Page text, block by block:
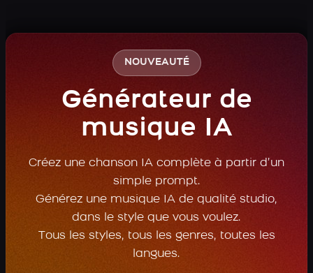
NOUVEAUTÉ
Générateur de
musique IA
Créez une chanson IA complète à partir d’un
simple prompt.
Générez une musique IA de qualité studio,
dans le style que vous voulez.
Tous les styles, tous les genres, toutes les
langues.